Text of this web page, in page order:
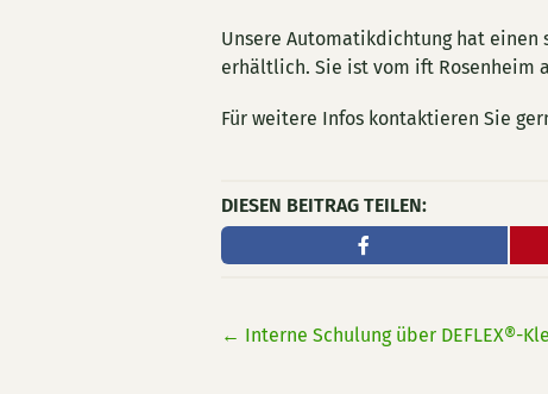
Unsere Automatikdichtung hat
erhältlich. Sie ist vom ift Rosenheim
Für weitere Infos kontaktieren Sie
DIESEN BEITRAG TEILEN:
← Interne Schulung über DEFLEX®-